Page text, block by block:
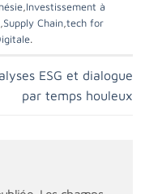
,Investissement à
,Supply Chain,tech for
.
ESG et dialogue
par temps houleux